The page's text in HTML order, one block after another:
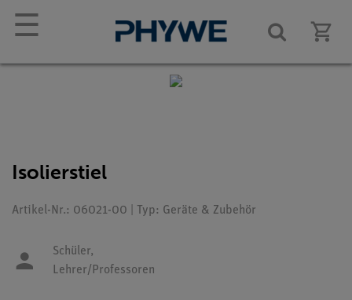
☰
Isolierstiel
Artikel-Nr.: 06021-00 | Typ: Geräte & Zubehör
Schüler,
Lehrer/Professoren